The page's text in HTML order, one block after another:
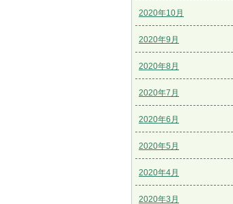
2020年10月
2020年9月
2020年8月
2020年7月
2020年6月
2020年5月
2020年4月
2020年3月